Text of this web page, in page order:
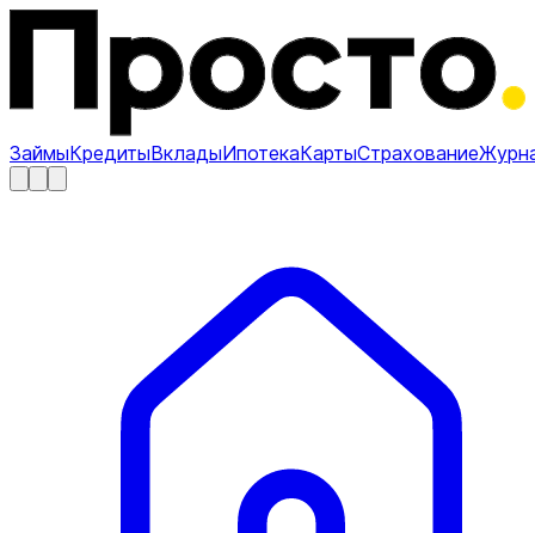
ЗаймыКредитыВкладыИпотекаКартыСтрахование